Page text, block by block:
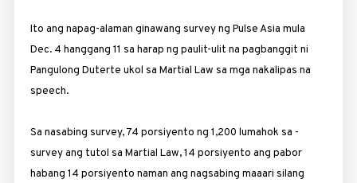
Ito ang napag-alaman gina­wang survey ng Pulse Asia mula
Dec. 4 hanggang 11 sa harap ng paulit-ulit na pagbanggit ni
Pangulong Duterte ukol sa Martial Law sa mga nakalipas na
speech.
Sa nasabing survey, 74 por­siyento ng 1,200 lumahok sa ­
survey ang tutol sa Martial Law, 14 por­siyento ang pabor
habang 14 porsiyento naman ang nagsabing maaari silang